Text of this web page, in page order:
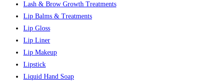
Lash & Brow Growth Treatments
Lip Balms & Treatments
Lip Gloss
Lip Liner
Lip Makeup
Lipstick
Liquid Hand Soap